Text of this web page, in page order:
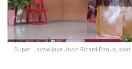
Bupati Jayawijaya Jhon Ricard Banua,